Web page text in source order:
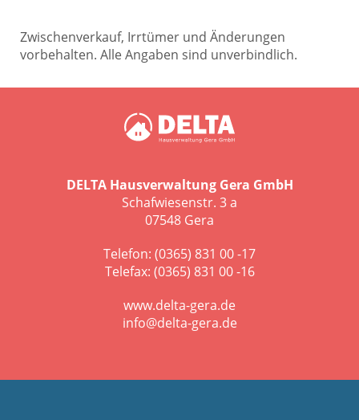
Zwischenverkauf, Irrtümer und Änderungen
vorbehalten. Alle Angaben sind unverbindlich.
DELTA Hausverwaltung Gera GmbH
Schafwiesenstr. 3 a
07548 Gera
Telefon: (0365) 831 00 -17
Telefax: (0365) 831 00 -16
www.delta-gera.de
info@delta-gera.de